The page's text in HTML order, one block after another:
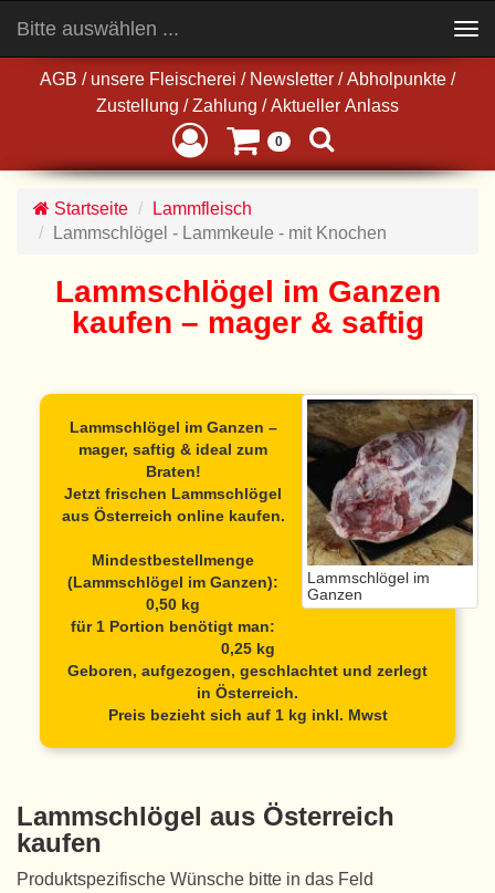
AGB / unsere Fleischerei / Newsletter / Abholpunkte /
Zustellung / Zahlung / Aktueller Anlass
0
Bitte auswählen ...
navigation
Startseite
Lammfleisch
Lammschlögel - Lammkeule - mit Knochen
Lammschlögel im Ganzen
kaufen – mager & saftig
Lammschlögel im
Ganzen
Lammschlögel im Ganzen –
mager, saftig & ideal zum
Braten!
Jetzt frischen Lammschlögel
aus Österreich online kaufen.
Mindestbestellmenge
(Lammschlögel im Ganzen):
0,50 kg
für 1 Portion benötigt man:
0,25 kg
Geboren, aufgezogen, geschlachtet und zerlegt
in Österreich.
Preis bezieht sich auf 1 kg inkl. Mwst
Lammschlögel aus Österreich
kaufen
Produktspezifische Wünsche bitte in das Feld